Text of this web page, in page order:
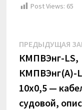
Post Views: 65
по
записям
ПРЕДЫДУЩАЯ
КМПВЭнг-LS,
КМПВЭнг(А)-
10х0,5 —
судовой,